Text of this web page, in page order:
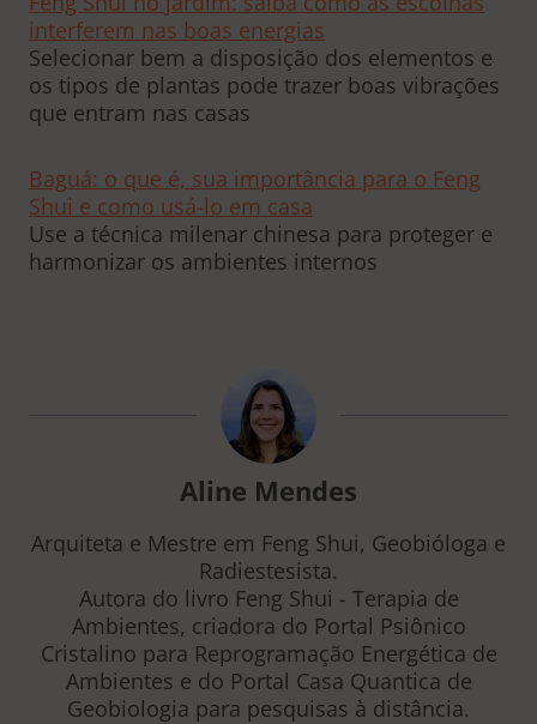
interferem nas boas energias
Selecionar bem a disposição dos elementos e
os tipos de plantas pode trazer boas vibrações
que entram nas casas
Baguá: o que é, sua importância para o Feng
Shui e como usá-lo em casa
Use a técnica milenar chinesa para proteger e
harmonizar os ambientes internos
Aline Mendes
Arquiteta e Mestre em Feng Shui, Geobióloga e
Radiestesista.
Autora do livro Feng Shui - Terapia de
Ambientes, criadora do Portal Psiônico
Cristalino para Reprogramação Energética de
Ambientes e do Portal Casa Quantica de
Geobiologia para pesquisas à distância.